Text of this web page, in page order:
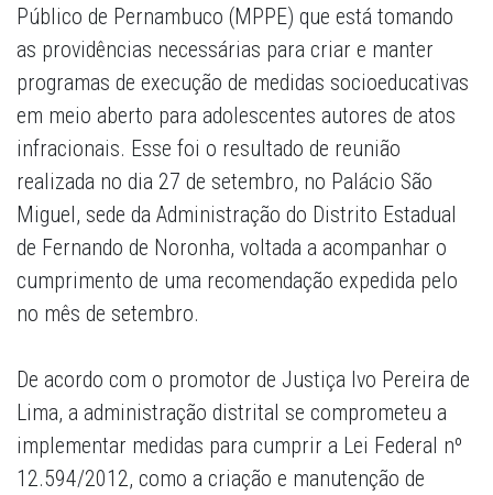
Público de Pernambuco (MPPE) que está tomando
as providências necessárias para criar e manter
programas de execução de medidas socioeducativas
em meio aberto para adolescentes autores de atos
infracionais. Esse foi o resultado de reunião
realizada no dia 27 de setembro, no Palácio São
Miguel, sede da Administração do Distrito Estadual
de Fernando de Noronha, voltada a acompanhar o
cumprimento de uma recomendação expedida pelo
no mês de setembro.
De acordo com o promotor de Justiça Ivo Pereira de
Lima, a administração distrital se comprometeu a
implementar medidas para cumprir a Lei Federal nº
12.594/2012, como a criação e manutenção de